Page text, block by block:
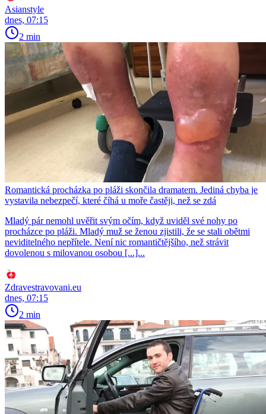
Asianstyle
dnes, 07:15
2 min
Romantická procházka po pláži skončila dramatem. Jediná chyba je
vystavila nebezpečí, které číhá u moře častěji, než se zdá
Mladý pár nemohl uvěřit svým očím, když uviděl své nohy po
procházce po pláži. Mladý muž se ženou zjistili, že se stali obětmi
neviditelného nepřítele. Není nic romantičtějšího, než strávit
dovolenou s milovanou osobou [...]...
Zdravestravovani.eu
dnes, 07:15
2 min